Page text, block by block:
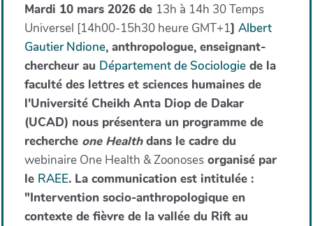
Mardi 10 mars 2026 de 13h à 14h 30 Temps
Universel [14h00-15h30 heure GMT+1] Albert
Gautier Ndione, anthropologue, enseignant-
chercheur au Département de Sociologie de la
faculté des lettres et sciences humaines de
l'Université Cheikh Anta Diop de Dakar
(UCAD) nous présentera un programme de
recherche one Healthdans le cadre du
webinaire One Health & Zoonoses organisé par
le RAEE. La communication est intitulée :
"Intervention socio-anthropologique en
contexte de fièvre de la vallée du Rift au